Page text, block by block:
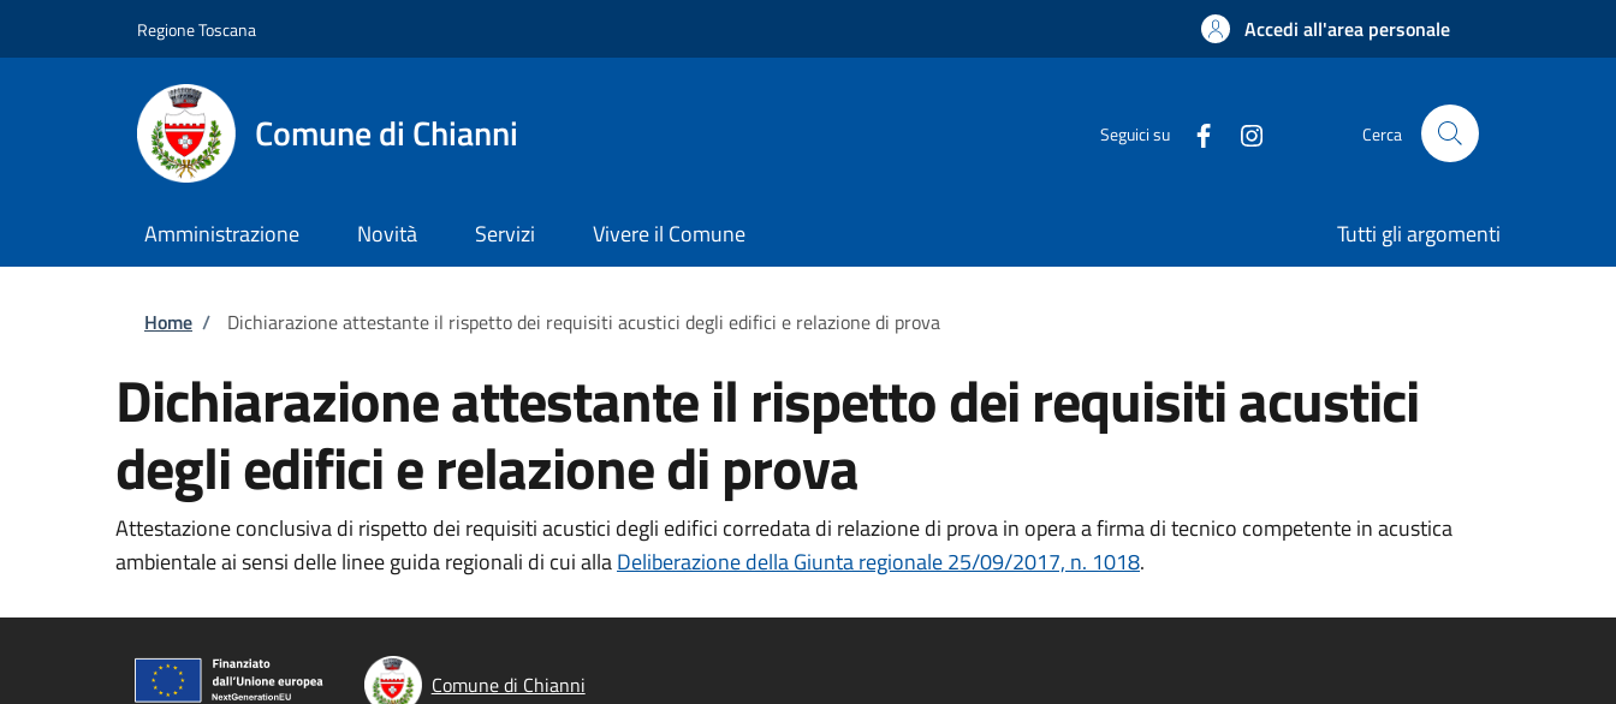
Regione Toscana Accedi all'area personale
Comune di Chianni Seguici su Cerca
Amministrazione Novità Servizi Vivere il Comune Tutti gli argomenti
Briciole di pane
Home / Dichiarazione attestante il rispetto dei requisiti acustici degli edifici e relazione di prova
Dichiarazione attestante il rispetto dei requisiti acustici
degli edifici e relazione di prova
Attestazione conclusiva di rispetto dei requisiti acustici degli edifici corredata di relazione di prova in opera a firma di tecnico competente in acustica
ambientale ai sensi delle linee guida regionali di cui allaDeliberazione della Giunta regionale 25/09/2017, n. 1018.
Comune di Chianni